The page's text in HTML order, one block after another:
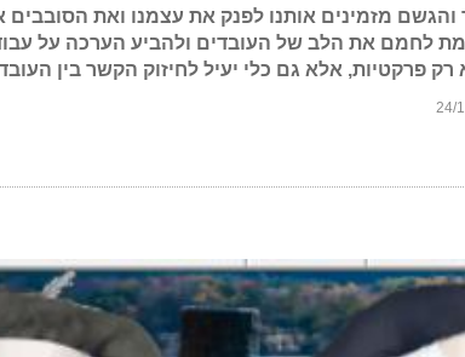
והגשם מזמינים אותנו לפנק את עצמנו ואת הסובבים
לחמם את הלב של העובדים ולהביע הערכה על
רק פרקטיות, אלא גם כלי יעיל לחיזוק הקשר בין